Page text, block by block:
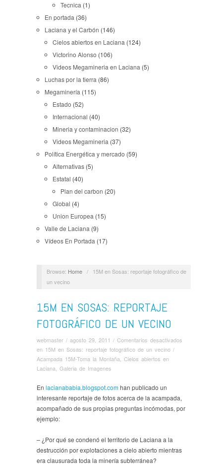
Tecnica (1)
En portada (36)
Laciana y el Carbón (146)
Cielos abiertos en Laciana (124)
Victorino Alonso (106)
Videos Megamineria en Laciana (5)
Luchas por la tierra (86)
Megaminería (115)
Estado (52)
Internacional (40)
Mineria y contaminacion (32)
Videos Megamineria (37)
Política Energética y mercado (59)
Alternativas (5)
Estatal (40)
Plan del carbon (20)
Global (4)
Union Europea (15)
Valle de Laciana (9)
Vídeos En Portada (17)
Browse: Home /
15M en Sosas: reportaje fotográfico de
un vecino
15M EN SOSAS: REPORTAJE
FOTOGRÁFICO DE UN VECINO
webmaster / agosto 29, 2011 / Comentarios desactivados
en 15M en Sosas: reportaje fotográfico de un vecino /
Acampada 15M-Toma la Montaña Cielos abiertos en
Laciana Galeria de Imagenes
En lacianababia.blogspot.comhan publicado un
interesante reportaje de fotos acerca de la acampada,
acompañado de sus propias preguntas incómodas, por
ejemplo:
– ¿Por qué se condenó el territorio de Laciana a la
destrucción por explotaciones a cielo abierto mientras
era clausurada toda la minería subterránea?